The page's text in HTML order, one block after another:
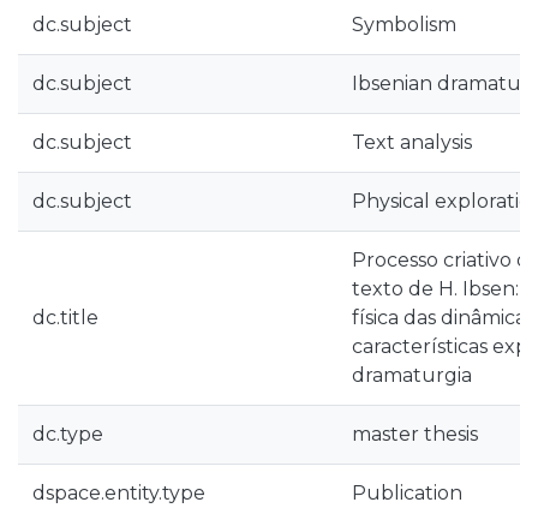
dc.subject Symbolism
dc.subject Ibsenian
dc.subject Text analysis
dc.subject Physical
dc.title
Processo criativo
texto de H. Ibsen:
física das
características
dramaturgia
dc.type master thesis
dspace.entity.type Publication